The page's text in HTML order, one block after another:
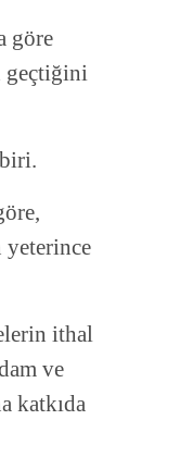
göre
geçtiğini
yeterince
ithal
ve
katkıda